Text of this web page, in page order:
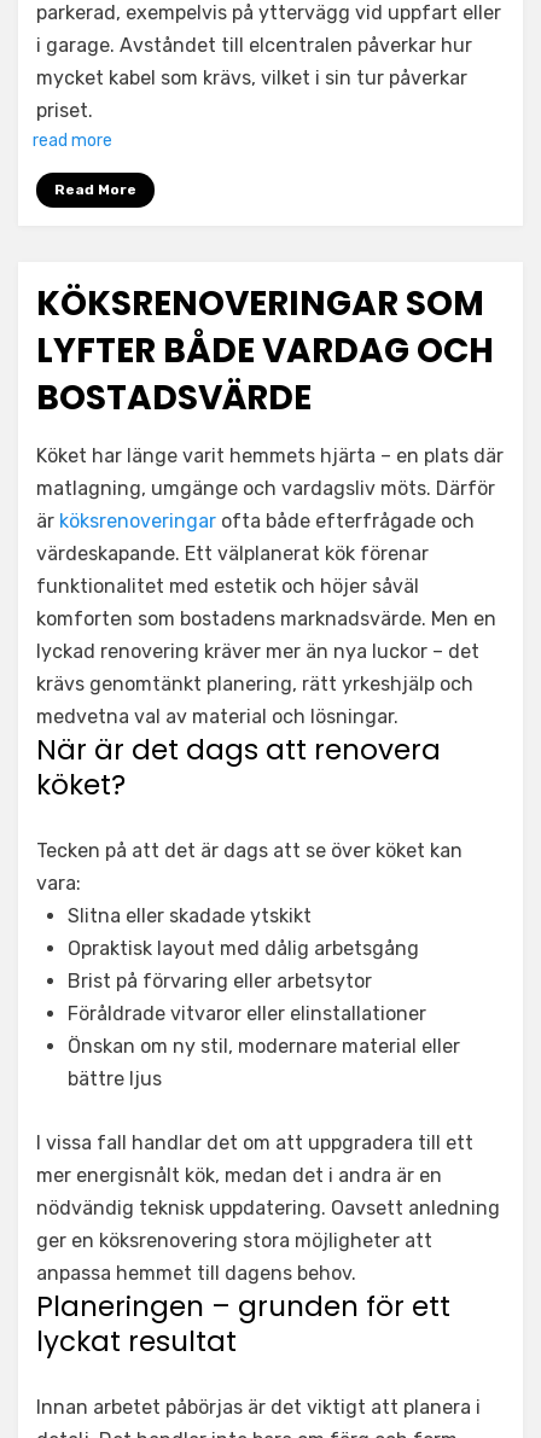
parkerad, exempelvis på yttervägg vid uppfart eller
i garage. Avståndet till elcentralen påverkar hur
mycket kabel som krävs, vilket i sin tur påverkar
priset.
read more
Read More
KÖKSRENOVERINGAR SOM
LYFTER BÅDE VARDAG OCH
BOSTADSVÄRDE
Köket har länge varit hemmets hjärta – en plats där
matlagning, umgänge och vardagsliv möts. Därför
är köksrenoveringar ofta både efterfrågade och
värdeskapande. Ett välplanerat kök förenar
funktionalitet med estetik och höjer såväl
komforten som bostadens marknadsvärde. Men en
lyckad renovering kräver mer än nya luckor – det
krävs genomtänkt planering, rätt yrkeshjälp och
medvetna val av material och lösningar.
När är det dags att renovera
köket?
Tecken på att det är dags att se över köket kan
vara:
Slitna eller skadade ytskikt
Opraktisk layout med dålig arbetsgång
Brist på förvaring eller arbetsytor
Föråldrade vitvaror eller elinstallationer
Önskan om ny stil, modernare material eller
bättre ljus
I vissa fall handlar det om att uppgradera till ett
mer energisnålt kök, medan det i andra är en
nödvändig teknisk uppdatering. Oavsett anledning
ger en köksrenovering stora möjligheter att
anpassa hemmet till dagens behov.
Planeringen – grunden för ett
lyckat resultat
Innan arbetet påbörjas är det viktigt att planera i